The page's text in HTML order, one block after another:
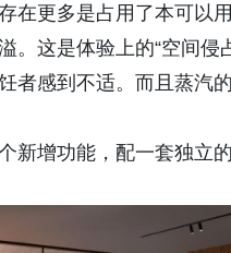
在更多是占用了本可以
。这是体验上的“空间
者感到不适。而且蒸汽
新增功能，配一套独立